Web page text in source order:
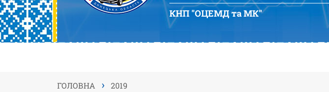
КНП "ОЦЕМД та МК"
ГОЛОВНА › 2019